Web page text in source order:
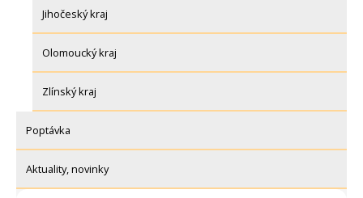
Jihočeský kraj
Olomoucký kraj
Zlínský kraj
Poptávka
Aktuality, novinky